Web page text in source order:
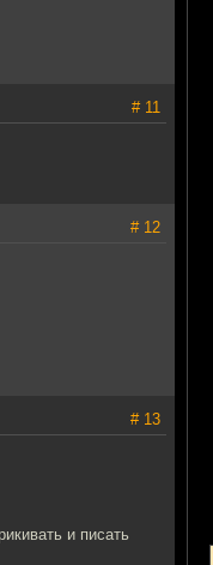
# 11
# 12
# 13
и писать